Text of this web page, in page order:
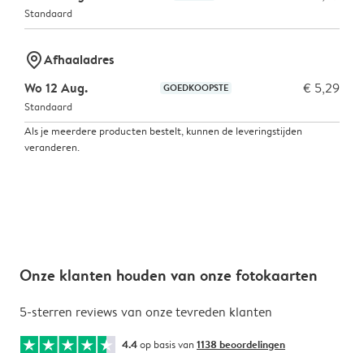
Standaard
marker-pinAfhaaladres
Wo 12 Aug.
GOEDKOOPSTE € 5,29
Standaard
Als je meerdere producten bestelt, kunnen de leveringstijden
veranderen.
Onze klanten houden van onze fotokaarten
5-sterren reviews van onze tevreden klanten
4.4op basis van 1138 beoordelingen